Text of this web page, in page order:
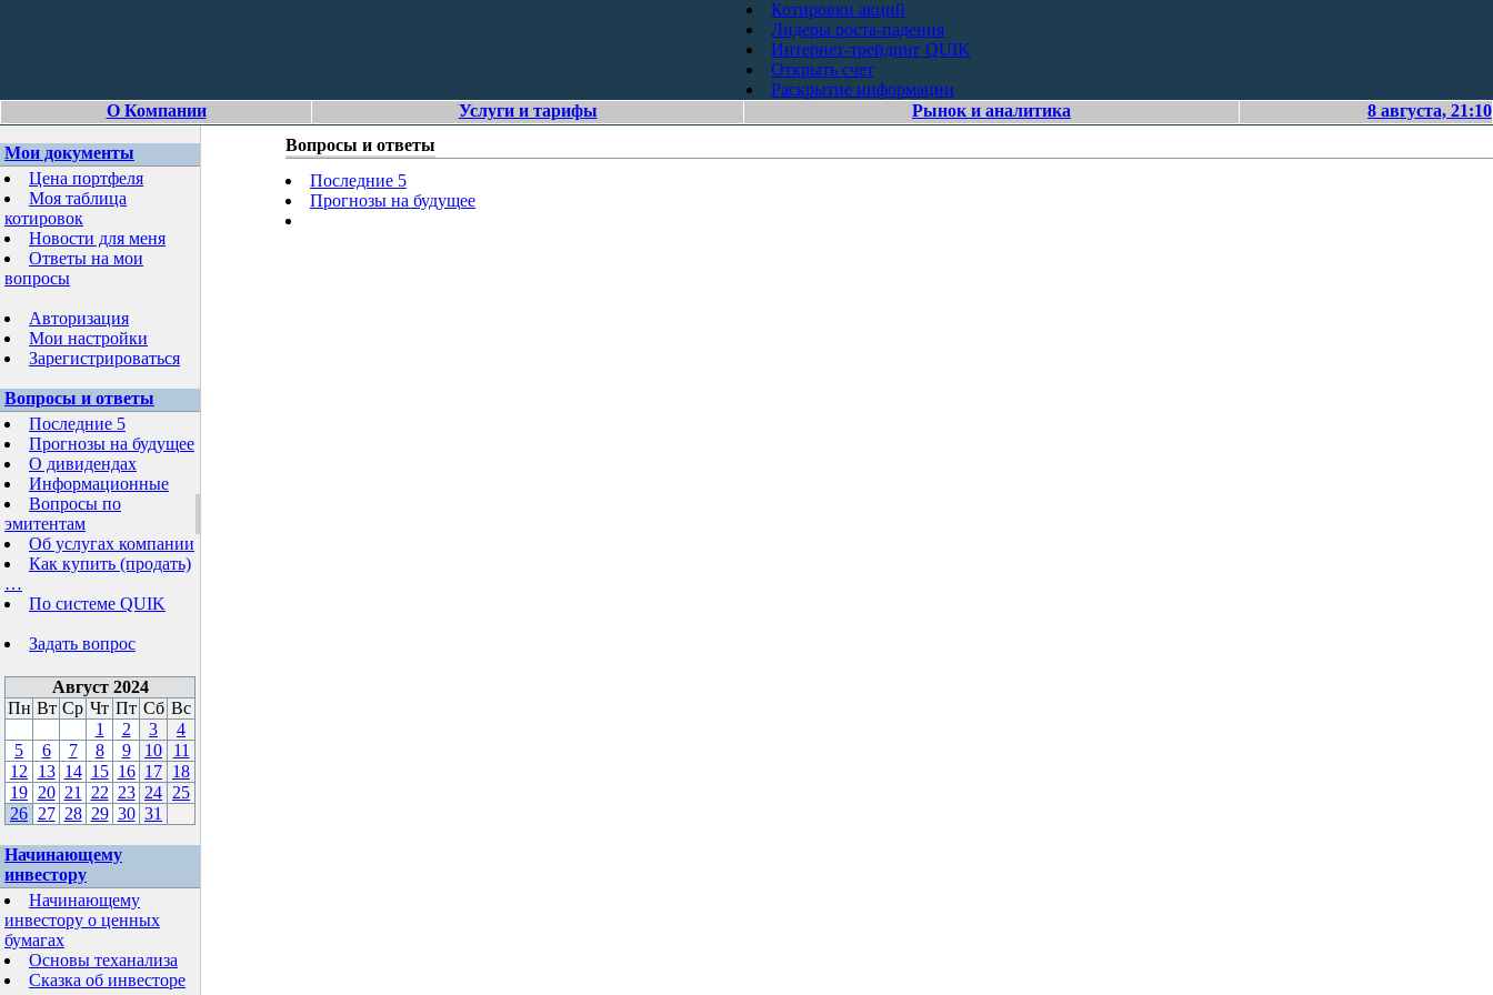
Котировки акций
Лидеры роста-падения
Интернет-трейдинг QUIK
Открыть счет
Раскрытие информации
О Компании
Услуги и тарифы Рынок и аналитика 8 августа, 21:10
Мои документы
Цена портфеля
Моя таблица
котировок
Новости для меня
Ответы на мои
вопросы
Авторизация
Мои настройки
Зарегистрироваться
Вопросы и ответы
Последние 5
Прогнозы на будущее
О дивидендах
Информационные
Вопросы по
эмитентам
Об услугах компании
Как купить (продать)
…
По системе QUIK
Задать вопрос
Август 2024
Пн Вт Ср Чт Пт Сб Вс
1
2 3
4
5
6 7 8 9 10
11
12
13 14 15 16 17 18
19 20 21 22 23 24 25
26 27 28 29 30 31
Начинающему
инвестору
Начинающему
инвестору о ценных
бумагах
Основы теханализа
Сказка об инвесторе
Вопросы и ответы
Последние 5
Прогнозы на будущее